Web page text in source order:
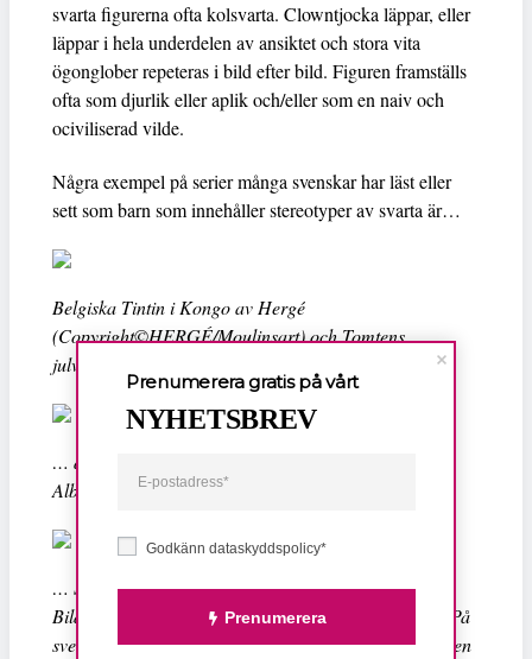
svarta figurerna ofta kolsvarta. Clowntjocka läppar, eller
läppar i hela underdelen av ansiktet och stora vita
ögonglober repeteras i bild efter bild. Figuren framställs
ofta som djurlik eller aplik och/eller som en naiv och
ociviliserad vilde.
Några exempel på serier många svenskar har läst eller
sett som barn som innehåller stereotyper av svarta är…
Belgiska Tintin i Kongo av Hergé
(Copyright©HERGÉ/Moulinsart) och Tomtens
julverkstad från Walt Disney…
… den franska serien Asterix av René Goscinny och
Albert Uderzo.
… Spirou är en fransk-belgisk komisk äventyrsserie.
Bilden ovan är ifrån serien Tembo Tabou från 1959. På
svenska kom den 2009 då den ingick i samlingsvolymen
Godkänn dataskyddspolicy*
Prenumerera
Prenumerera gratis på vårt
NYHETSBREV